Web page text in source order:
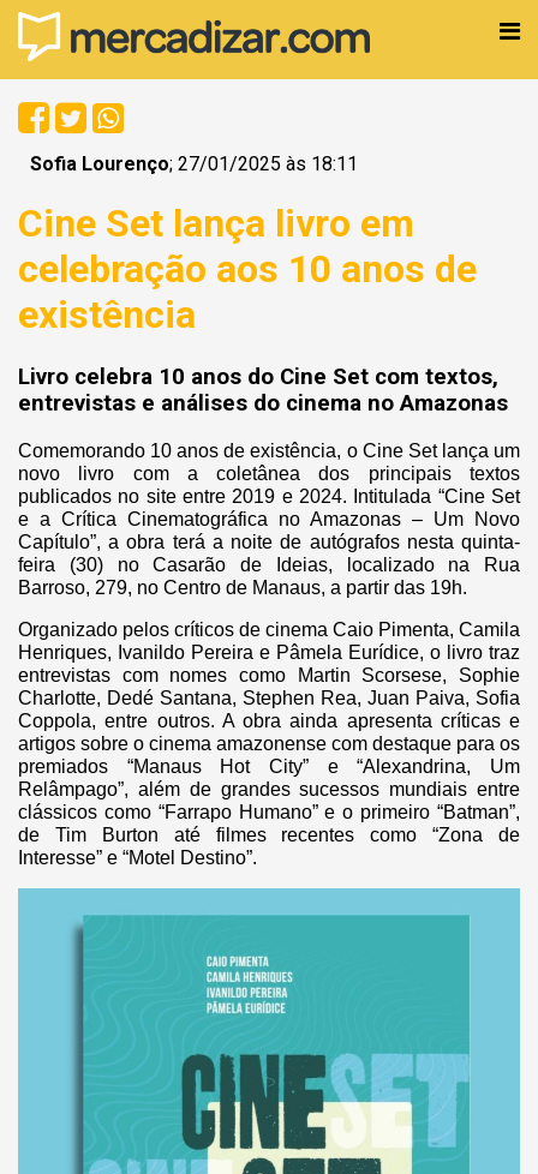
Sofia Lourenço; 27/01/2025 às 18:11
Cine Set lança livro em
celebração aos 10 anos de
existência
Livro celebra 10 anos do Cine Set com textos,
entrevistas e análises do cinema no Amazonas
Comemorando 10 anos de existência, o Cine Set lança um
novo livro com a coletânea dos principais textos
publicados no site entre 2019 e 2024. Intitulada “Cine Set
e a Crítica Cinematográfica no Amazonas – Um Novo
Capítulo”, a obra terá a noite de autógrafos nesta quinta-
feira (30) no Casarão de Ideias, localizado na Rua
Barroso, 279, no Centro de Manaus, a partir das 19h.
Organizado pelos críticos de cinema Caio Pimenta, Camila
Henriques, Ivanildo Pereira e Pâmela Eurídice, o livro traz
entrevistas com nomes como Martin Scorsese, Sophie
Charlotte, Dedé Santana, Stephen Rea, Juan Paiva, Sofia
Coppola, entre outros. A obra ainda apresenta críticas e
artigos sobre o cinema amazonense com destaque para os
premiados “Manaus Hot City” e “Alexandrina, Um
Relâmpago”, além de grandes sucessos mundiais entre
clássicos como “Farrapo Humano” e o primeiro “Batman”,
de Tim Burton até filmes recentes como “Zona de
Interesse” e “Motel Destino”.